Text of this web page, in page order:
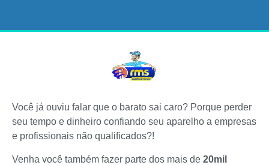
Você já ouviu falar que o barato sai caro? Porque perder
seu tempo e dinheiro confiando seu aparelho a empresas
e profissionais não qualificados?!
Venha você também fazer parte dos mais de 20mil